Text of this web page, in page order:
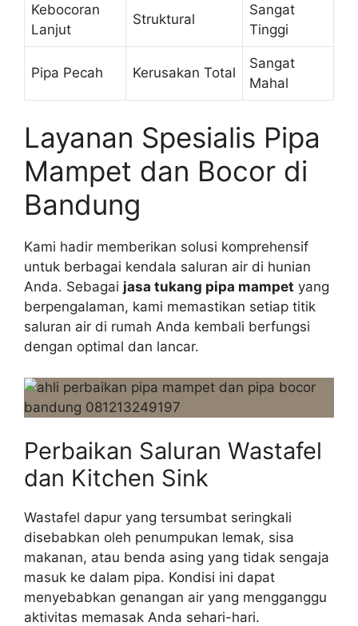
Kebocoran
Lanjut
Struktural
Sangat
Tinggi
Pipa Pecah Kerusakan Total
Sangat
Mahal
Layanan Spesialis Pipa
Mampet dan Bocor di
Bandung
Kami hadir memberikan solusi komprehensif
untuk berbagai kendala saluran air di hunian
Anda. Sebagai jasa tukang pipa mampet yang
berpengalaman, kami memastikan setiap titik
saluran air di rumah Anda kembali berfungsi
dengan optimal dan lancar.
Perbaikan Saluran Wastafel
dan Kitchen Sink
Wastafel dapur yang tersumbat seringkali
disebabkan oleh penumpukan lemak, sisa
makanan, atau benda asing yang tidak sengaja
masuk ke dalam pipa. Kondisi ini dapat
menyebabkan genangan air yang mengganggu
aktivitas memasak Anda sehari-hari.